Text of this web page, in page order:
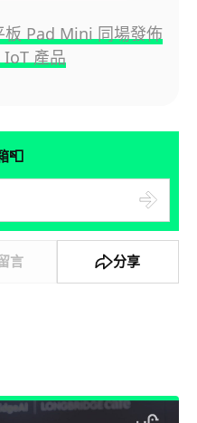
Pad Mini 同場發佈
產品
📮
言 分享